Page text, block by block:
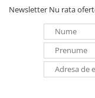
Cabinete baterii
Acumulatori UPS
Drumetii / Camping
Accesorii
Frigidere portabile
Newsletter Nu rata